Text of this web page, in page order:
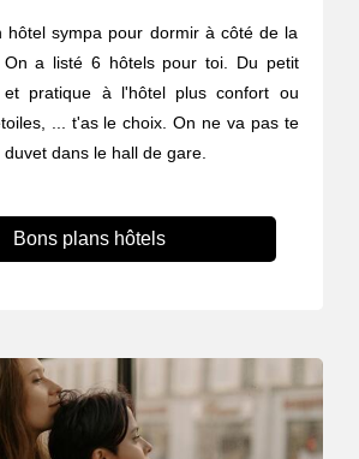
hôtel sympa pour dormir à côté de la
a listé 6 hôtels pour toi. Du petit
pratique à l'hôtel plus confort ou
... t'as le choix. On ne va pas te
dans le hall de gare.
Bons plans hôtels